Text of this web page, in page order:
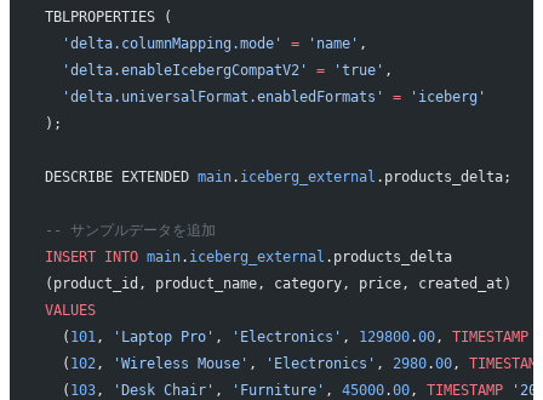
TBLPROPERTIES (
  'delta.columnMapping.mode'
= 'name' ,
  'delta.enableIcebergCompatV2'
= 'true' ,
  'delta.universalFormat.enabledFormats'
= 'iceberg'
);
DESCRIBE EXTENDED main. iceberg_external .products_delta;
-- サンプルデータを追加
INSERT INTO main. iceberg_external .products_delta
(product_id, product_name, category, price, created_at)
VALUES
  (
101 , 'Laptop Pro' , 'Electronics' , 129800.00, TIMESTAMP
  (
102 , 'Wireless Mouse' , 'Electronics' , 2980.00,
  (
103, 'Desk Chair' , 'Furniture' , 45000.00, TIMESTAMP